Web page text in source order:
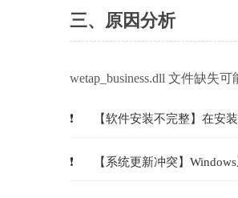
三、原因分析
wetap_business.dll 文件缺失
【软件安装不完整】在安
【系统更新冲突】